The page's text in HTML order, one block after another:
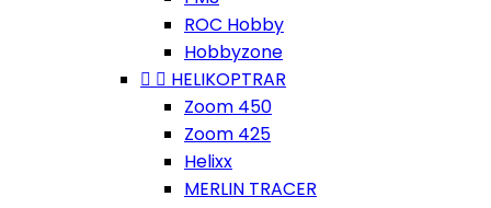
ROC Hobby
Hobbyzone
  HELIKOPTRAR
Zoom 450
Zoom 425
Helixx
MERLIN TRACER